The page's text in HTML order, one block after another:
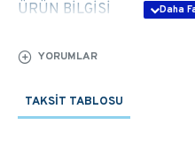
ÜRÜN BİLGİSİ
Max. DC Input Power (kW):
Start-up DC Input Voltage
YORUMLAR
TAKSIT TABLOSU